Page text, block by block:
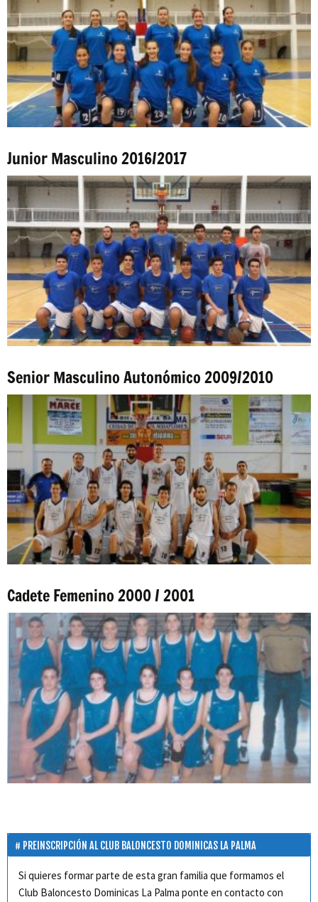
Junior Masculino 2016/2017
Senior Masculino Autonómico 2009/2010
Cadete Femenino 2000 / 2001
PREINSCRIPCIÓN AL CLUB BALONCESTO DOMINICAS LA PALMA
Si quieres formar parte de esta gran familia que formamos el
Club Baloncesto Dominicas La Palma ponte en contacto con